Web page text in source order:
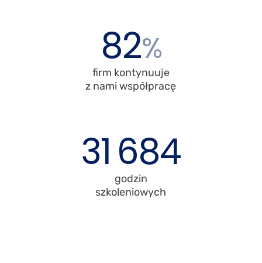
82%
firm kontynuuje
z nami współpracę
31 684
godzin
szkoleniowych